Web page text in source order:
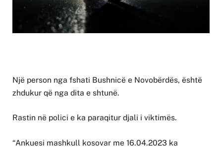
Një person nga fshati Bushnicë e Novobërdës, është
zhdukur që nga dita e shtunë.
Rastin në polici e ka paraqitur djali i viktimës.
“Ankuesi mashkull kosovar me 16.04.2023 ka